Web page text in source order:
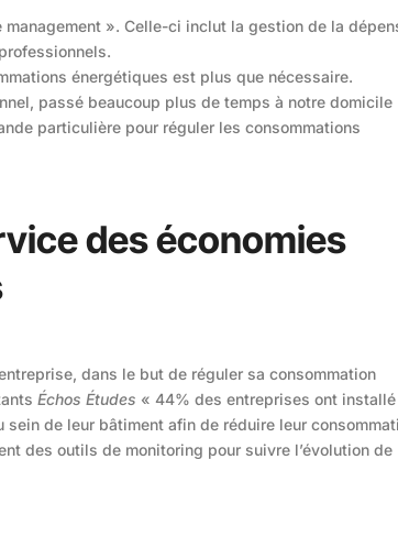
management ». Celle-ci inclut la gestion de la
énergétiques est plus que nécessaire.
passé beaucoup plus de temps à notre domicile
particulière pour réguler les consommations
des économies
dans le but de réguler sa consommation
Échos Études « 44% des entreprises ont
de leur bâtiment afin de réduire leur
des outils de monitoring pour suivre l’évolution de